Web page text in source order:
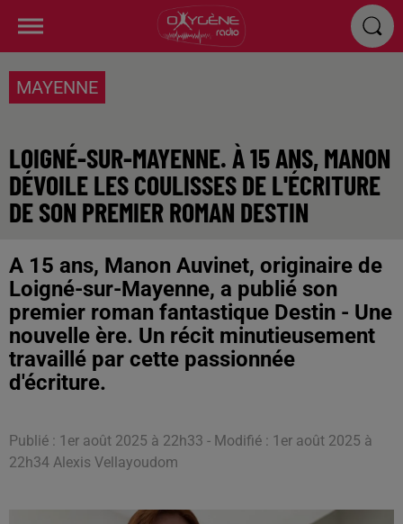
MAYENNE
LOIGNÉ-SUR-MAYENNE. À 15 ANS, MANON
DÉVOILE LES COULISSES DE L'ÉCRITURE
DE SON PREMIER ROMAN DESTIN
A 15 ans, Manon Auvinet, originaire de
Loigné-sur-Mayenne, a publié son
premier roman fantastique Destin - Une
nouvelle ère. Un récit minutieusement
travaillé par cette passionnée
d'écriture.
Publié : 1er août 2025 à 22h33 - Modifié : 1er août 2025 à
22h34 Alexis Vellayoudom